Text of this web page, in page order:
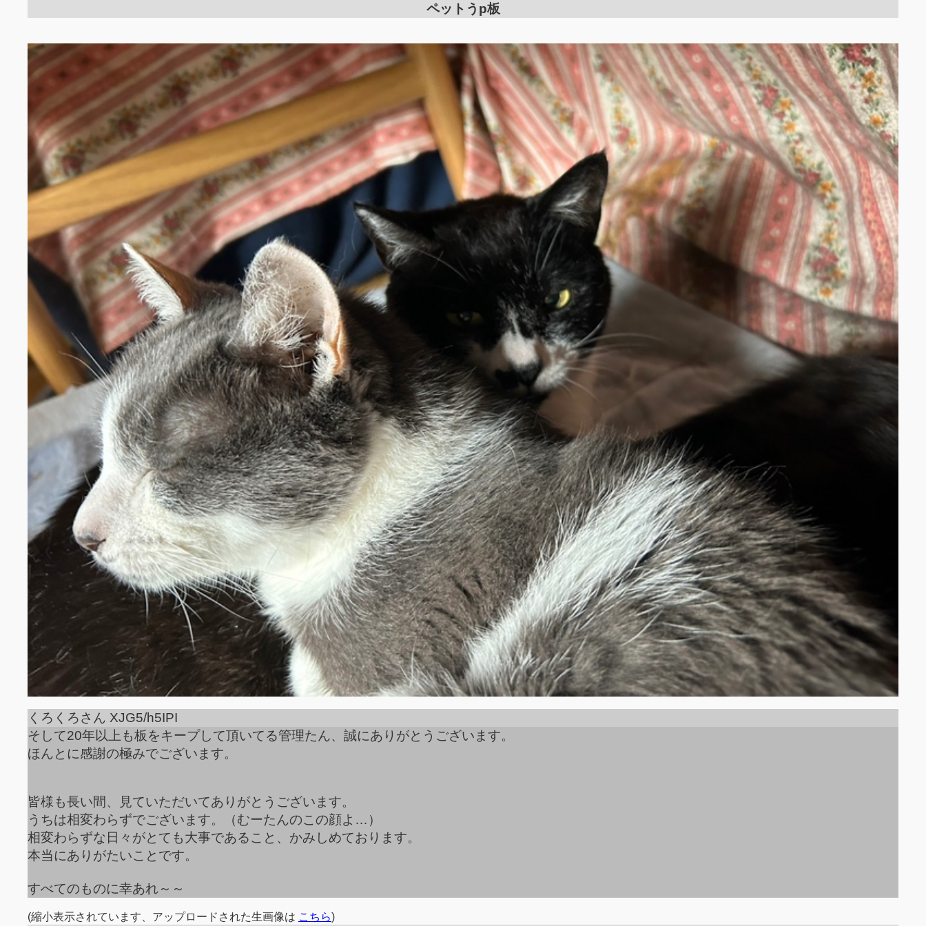
ペットうp板
くろくろさん XJG5/h5IPI
そして20年以上も板をキープして頂いてる管理たん、誠にありがとうございます。
ほんとに感謝の極みでございます。
皆様も長い間、見ていただいてありがとうございます。
うちは相変わらずでございます。（むーたんのこの顔よ…）
相変わらずな日々がとても大事であること、かみしめております。
本当にありがたいことです。
すべてのものに幸あれ～～
(縮小表示されています、アップロードされた生画像は こちら)